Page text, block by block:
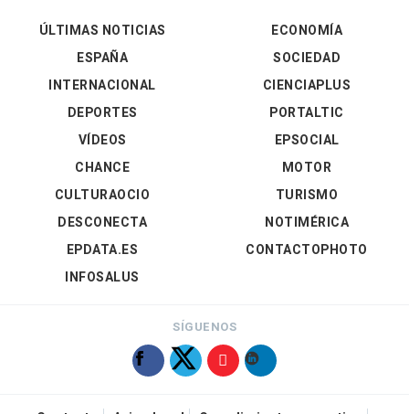
ÚLTIMAS NOTICIAS
ESPAÑA
INTERNACIONAL
DEPORTES
VÍDEOS
ECONOMÍA
SOCIEDAD
CIENCIAPLUS
PORTALTIC
EPSOCIAL
CHANCE
CULTURAOCIO
DESCONECTA
EPDATA.ES
INFOSALUS
MOTOR
TURISMO
NOTIMÉRICA
CONTACTOPHOTO
SÍGUENOS